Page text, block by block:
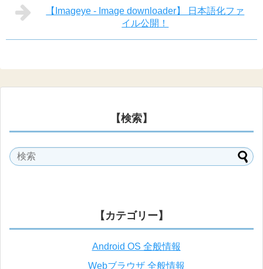
【Imageye - Image downloader】 日本語化ファ
イル公開！
【検索】
【カテゴリー】
Android OS 全般情報
Webブラウザ 全般情報